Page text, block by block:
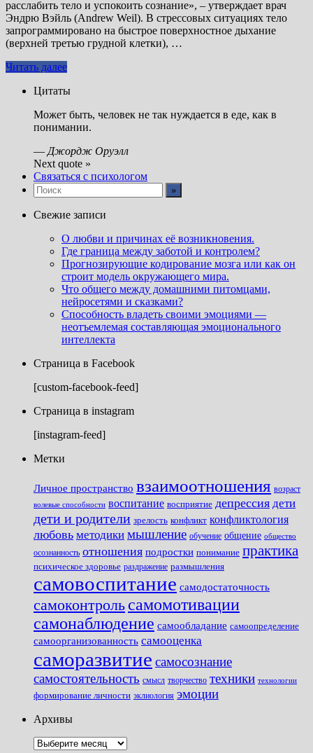
расслабить тело и успокоить сознание», – утверждает врач
Эндрю Вэйль (Andrew Weil). В стрессовых ситуациях тело
запрограммировано на быстрое поверхностное дыхание
(верхней третью грудной клетки), …
Читать далее
Цитаты
Может быть, человек не так нуждается в еде, как в
понимании.
—Джордж Оруэлл
Next quote »
Связаться с психологом
Свежие записи
О любви и причинах её возникновения.
Где граница между заботой и контролем?
Прогнозирующие кодирование мозга или как он
строит модель окружающего мира.
Что общего между домашними питомцами,
нейросетями и сказками?
Способность владеть своими эмоциями —
неотъемлемая составляющая эмоционального
интеллекта
Страница в Facebook
[custom-facebook-feed]
Страница в instagram
[instagram-feed]
Метки
Личное пространство взаимоотношения возраст
волевые способности воспитание восприятие депрессия дети
дети и родители зрелость конфликт конфликтология
любовь методики мышление обучение общение общество
осознанность отношения подростки понимание практика
психическое здоровье раздражение размышления
самовоспитание самодостаточность
самоконтроль самомотивации
самонаблюдение самообладание самоопределение
самоорганизованность самооценка
саморазвитие самосознание
самостоятельность смысл творчество техники технологии
формирование личности эклиология эмоции
Архивы
Архивы